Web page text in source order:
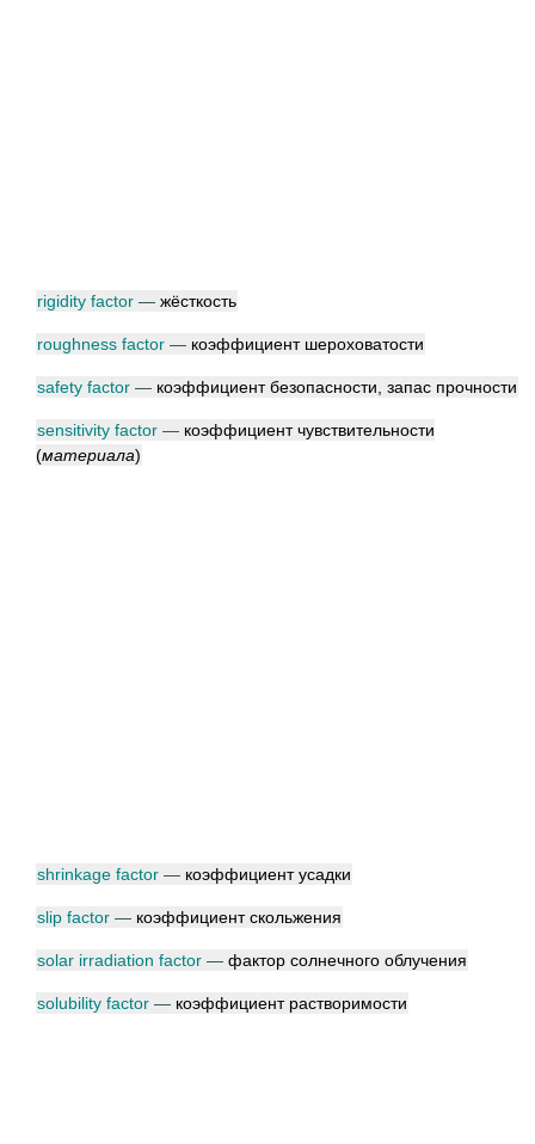
rigidity factor — жёсткость
roughness factor — коэффициент шероховатости
safety factor — коэффициент безопасности, запас прочности
sensitivity factor — коэффициент чувствительности
(материала)
shrinkage factor — коэффициент усадки
slip factor — коэффициент скольжения
solar irradiation factor — фактор солнечного облучения
solubility factor — коэффициент растворимости